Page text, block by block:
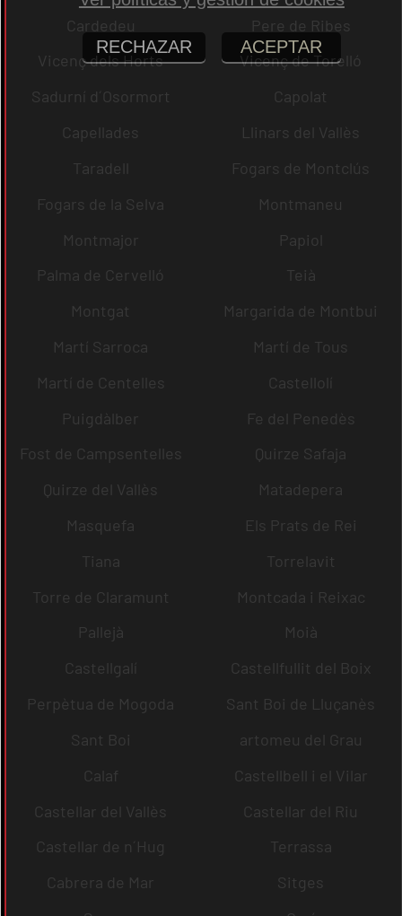
Cardedeu
Pere de Ribes
Vicenç dels Horts
Vicenç de Torelló
Sadurní d´Osormort
Capolat
Capellades
Llinars del Vallès
Taradell
Fogars de Montclús
Fogars de la Selva
Montmaneu
Montmajor
Papiol
Palma de Cervelló
Teià
Montgat
Margarida de Montbui
Martí Sarroca
Martí de Tous
Martí de Centelles
Castellolí
Puigdàlber
Fe del Penedès
Fost de Campsentelles
Quirze Safaja
Quirze del Vallès
Matadepera
Masquefa
Els Prats de Rei
Tiana
Torrelavit
Torre de Claramunt
Montcada i Reixac
Pallejà
Moià
Castellgalí
Castellfullit del Boix
Perpètua de Mogoda
Sant Boi de Lluçanès
Sant Boi
artomeu del Grau
Calaf
Castellbell i el Vilar
Castellar del Vallès
Castellar del Riu
Castellar de n´Hug
Terrassa
Cabrera de Mar
Sitges
RECHAZAR ACEPTAR